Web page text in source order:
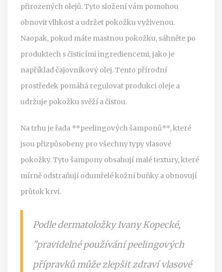
přirozených olejů. Tyto složení vám pomohou
obnovit vlhkost a udržet pokožku vyživenou.
Naopak, pokud máte mastnou pokožku, sáhněte po
produktech s čisticími ingrediencemi, jako je
například čajovníkový olej. Tento přírodní
prostředek pomáhá regulovat produkci oleje a
udržuje pokožku svěží a čistou.
Na trhu je řada **peelingových šamponů**, které
jsou přizpůsobeny pro všechny typy vlasové
pokožky. Tyto šampony obsahují malé textury, které
mírně odstraňují odumřelé kožní buňky a obnovují
průtok krvi.
Podle dermatoložky Ivany Kopecké,
"pravidelné používání peelingových
přípravků může zlepšit zdraví vlasové